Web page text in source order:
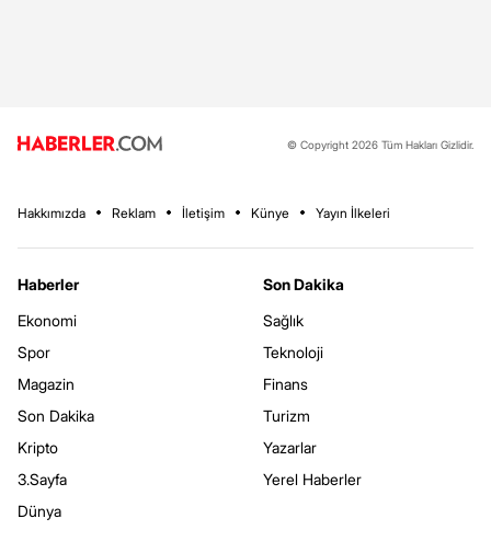
© Copyright 2026 Tüm Hakları Gizlidir.
Hakkımızda Reklam İletişim Künye Yayın İlkeleri
Haberler
Ekonomi
Spor
Magazin
Son Dakika
Kripto
3.Sayfa
Dünya
Son Dakika
Sağlık
Teknoloji
Finans
Turizm
Yazarlar
Yerel Haberler